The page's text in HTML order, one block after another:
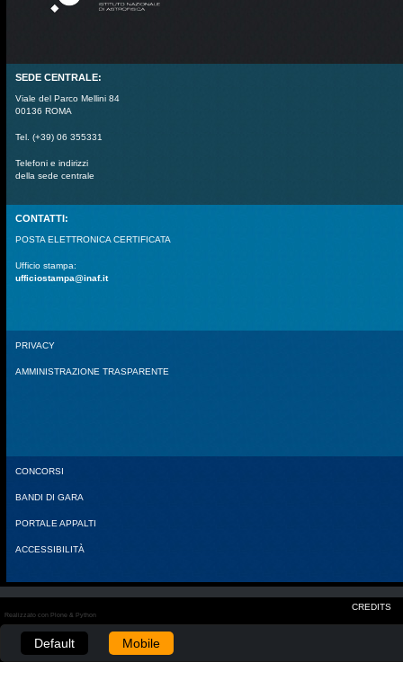
SEDE CENTRALE:
Viale del Parco Mellini 84
00136 ROMA
Tel. (+39) 06 355331
Telefoni e indirizzi
della sede centrale
CONTATTI:
POSTA ELETTRONICA CERTIFICATA
Ufficio stampa:
ufficiostampa@inaf.it
PRIVACY
AMMINISTRAZIONE TRASPARENTE
CONCORSI
BANDI DI GARA
PORTALE APPALTI
ACCESSIBILITÀ
CREDITS
Realizzato con Plone & Python
Default Mobile